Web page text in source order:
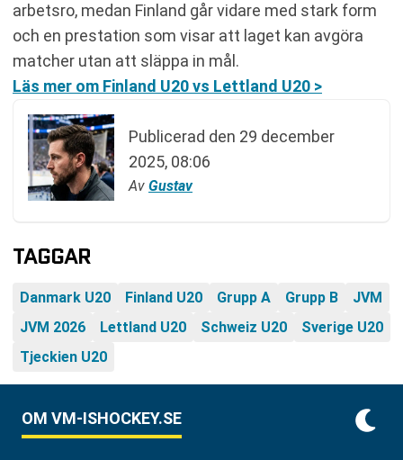
arbetsro, medan Finland går vidare med stark form
och en prestation som visar att laget kan avgöra
matcher utan att släppa in mål.
Läs mer om Finland U20 vs Lettland U20 >
Publicerad den 29 december
2025, 08:06
Av Gustav
TAGGAR
Danmark U20 Finland U20 Grupp A Grupp B
JVM
JVM 2026
Lettland U20 Schweiz U20
Sverige U20
Tjeckien U20
OM VM-ISHOCKEY.SE